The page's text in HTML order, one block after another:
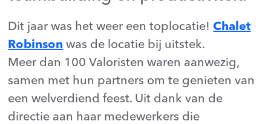
Dit jaar was het weer een toplocatie!Chalet
Robinson was de locatie bij uitstek.
Meer dan 100 Valoristen waren aanwezig,
samen met hun partners om te genieten van
een welverdiend feest. Uit dank van de
directie aan haar medewerkers die